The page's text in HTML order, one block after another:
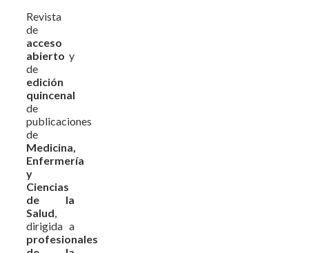
Revista
de
acceso
abierto y
de
edición
quincenal
de
publicaciones
de
Medicina,
Enfermería
y
Ciencias
de la
Salud,
dirigida a
profesionales